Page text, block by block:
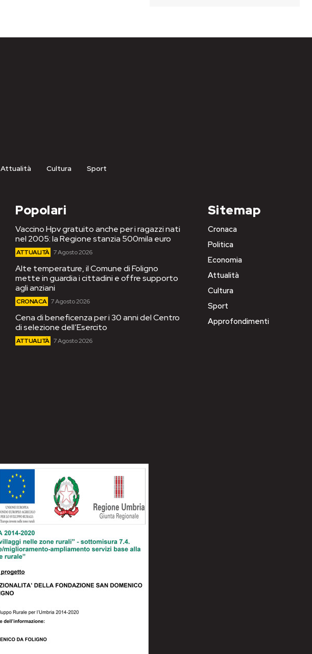
Attualità Cultura Sport
Popolari
Vaccino Hpv gratuito anche per i ragazzi nati
nel 2005: la Regione stanzia 500mila euro
ATTUALITÀ 7 Agosto 2026
Alte temperature, il Comune di Foligno
mette in guardia i cittadini e offre supporto
agli anziani
CRONACA 7 Agosto 2026
Cena di beneficenza per i 30 anni del Centro
di selezione dell’Esercito
ATTUALITÀ 7 Agosto 2026
Sitemap
Cronaca
Politica
Economia
Attualità
Cultura
Sport
Approfondimenti